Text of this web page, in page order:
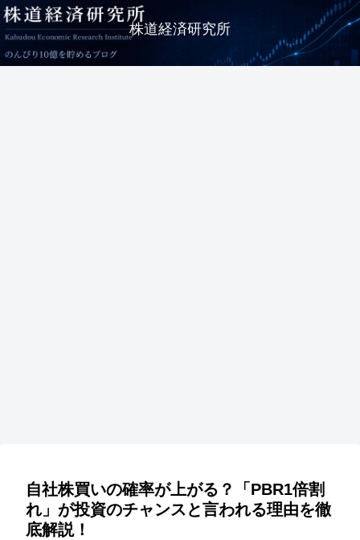
株道経済研究所
自社株買いの確率が上がる？「PBR1倍割
れ」が投資のチャンスと言われる理由を徹
底解説！